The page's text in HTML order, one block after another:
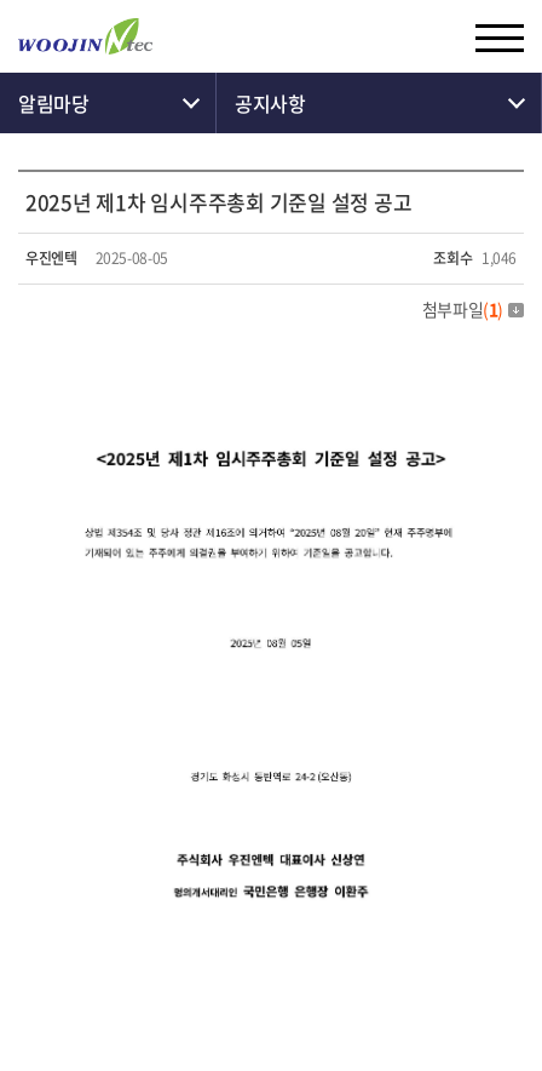
알림마당 공지사항
2025년 제1차 임시주주총회 기준일 설정 공고
우진엔텍 2025-08-05 조회수 1,046
첨부파일(1)